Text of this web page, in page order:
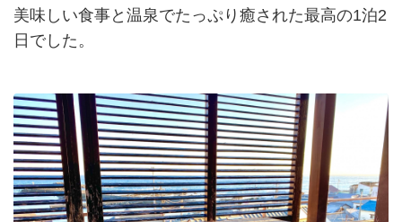
美味しい食事と温泉でたっぷり癒された最高の1泊2
日でした。